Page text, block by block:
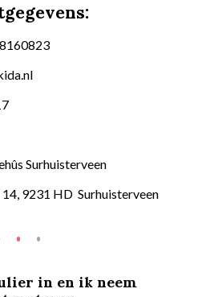
Surhuisterveen
14, 9231 HD Surhuisterveen
in en ik neem